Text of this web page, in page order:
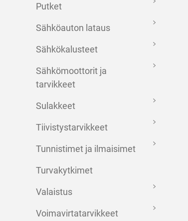
Putket
Sähköauton lataus
Sähkökalusteet
Sähkömoottorit ja
tarvikkeet
Sulakkeet
Tiivistystarvikkeet
Tunnistimet ja ilmaisimet
Turvakytkimet
Valaistus
Voimavirtatarvikkeet